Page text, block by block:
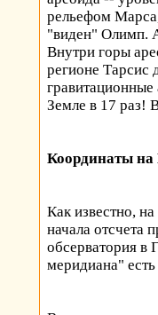
рельефом
"виден" Олимп.
Внутри горы
регионе Тарсис
Земле в 17 раз!
Координаты на
Как известно,
начала отсчета
обсерватория в
меридиана"